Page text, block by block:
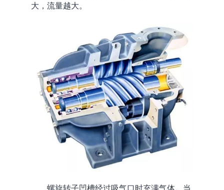
大，流量越大。
螺旋转子凹槽经过吸气口时充满气体。当